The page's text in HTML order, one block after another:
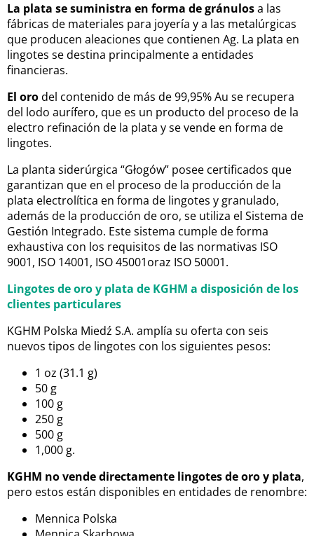
La plata se suministra en forma de gránulosa las
fábricas de materiales para joyería y a las metalúrgicas
que producen aleaciones que contienen Ag. La plata en
lingotes se destina principalmente a entidades
financieras.
El orodel contenido de más de 99,95% Au se recupera
del lodo aurífero, que es un producto del proceso de la
electro refinación de la plata y se vende en forma de
lingotes.
La planta siderúrgica “Głogów” posee certificados que
garantizan que en el proceso de la producción de la
plata electrolítica en forma de lingotes y granulado,
además de la producción de oro, se utiliza el Sistema de
Gestión Integrado. Este sistema cumple de forma
exhaustiva con los requisitos de las normativas ISO
9001, ISO 14001, ISO 45001oraz ISO 50001.
Lingotes de oro y plata de KGHM a disposición de los
clientes particulares
KGHM Polska Miedź S.A. amplía su oferta con seis
nuevos tipos de lingotes con los siguientes pesos:
1 oz (31.1 g)
50 g
100 g
250 g
500 g
1,000 g.
KGHM no vende directamente lingotes de oro y plata,
pero estos están disponibles en entidades de renombre:
Mennica Polska